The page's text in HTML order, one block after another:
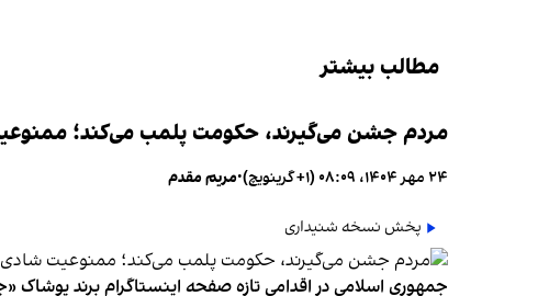
مطالب بیشتر
مردم جشن می‌گیرند، حکومت پلمب می‌کند؛ ممنوعیت
۲۴ مهر ۱۴۰۴، ۰۸:۰۹ (‎+۱ گرینویچ) •مریم مقدم
پخش نسخه شنیداری
جمهوری اسلامی در اقدامی تازه صفحه اینستاگرام برند